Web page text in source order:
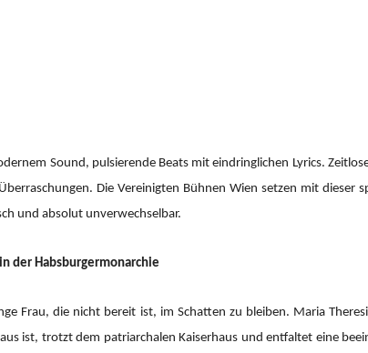
Sound, pulsierende Beats mit eindringlichen Lyrics.
Die Vereinigten Bühnen Wien setzen mit
und absolut unverwechselbar.
der Habsburgermonarchie
Frau, die nicht bereit ist, im Schatten zu bleiben. Maria
ist, trotzt dem patriarchalen Kaiserhaus und entfaltet eine